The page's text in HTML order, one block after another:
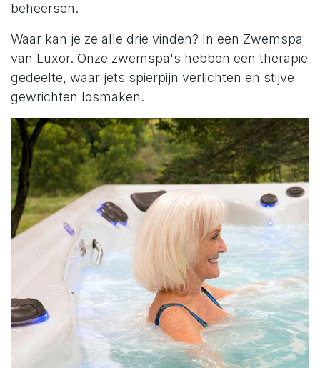
beheersen.
Waar kan je ze alle drie vinden? In een Zwemspa
van Luxor. Onze zwemspa's hebben een therapie
gedeelte, waar jets spierpijn verlichten en stijve
gewrichten losmaken.